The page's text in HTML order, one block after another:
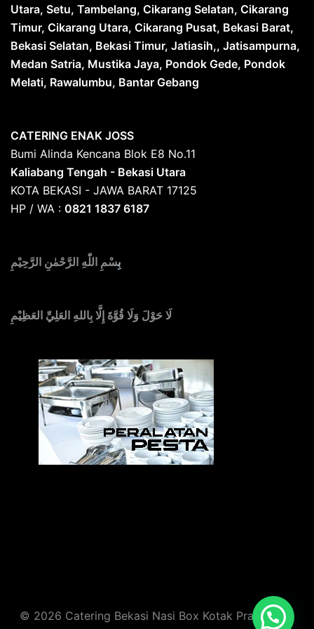
Utara, Setu, Tambelang, Cikarang Selatan, Cikarang
Timur, Cikarang Utara, Cikarang Pusat, Bekasi Barat,
Bekasi Selatan, Bekasi Timur, Jatiasih,, Jatisampurna,
Medan Satria, Mustika Jaya, Pondok Gede, Pondok
Melati, Rawalumbu, Bantar Gebang
CATERING ENAK JOSS
Bumi Alinda Kencana Blok E8 No.11
Kaliabang Tengah - Bekasi Utara
KOTA BEKASI - JAWA BARAT 17125
HP / WA : 0821 1837 6187
بِسْمِ اللّٰهِ الرَّحْمٰنِ الرَّحِيْمِ
لَا حَوْلَ وَلَا قُوَّةَ إِلَّا بِاللهِ العَلِيِّ العَظِيْمِ
© 2026 Catering Bekasi Nasi Box Kotak Prasmanan